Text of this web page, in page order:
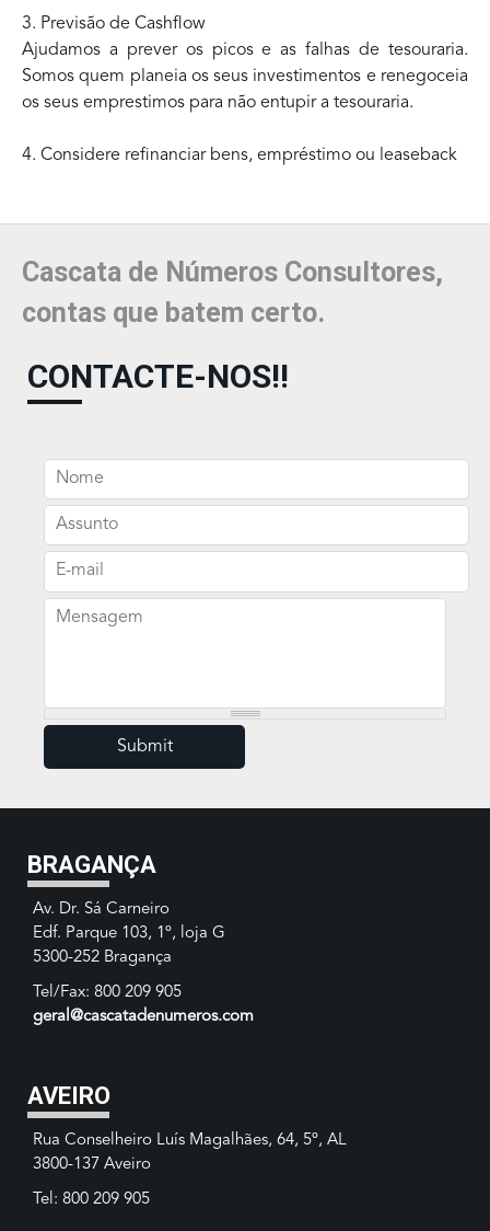
3. Previsão de Cashflow
Ajudamos a prever os picos e as falhas de tesouraria.
Somos quem planeia os seus investimentos e renegoceia
os seus emprestimos para não entupir a tesouraria.
4. Considere refinanciar bens, empréstimo ou leaseback
Cascata de Números Consultores,
contas que batem certo.
CONTACTE-NOS!!
Nome
Assunto
E-mail
Mensagem
BRAGANÇA
Av. Dr. Sá Carneiro
Edf. Parque 103, 1º, loja G
5300-252 Bragança
Tel/Fax: 800 209 905
geral@cascatadenumeros.com
AVEIRO
Rua Conselheiro Luís Magalhães, 64, 5º, AL
3800-137 Aveiro
Tel: 800 209 905